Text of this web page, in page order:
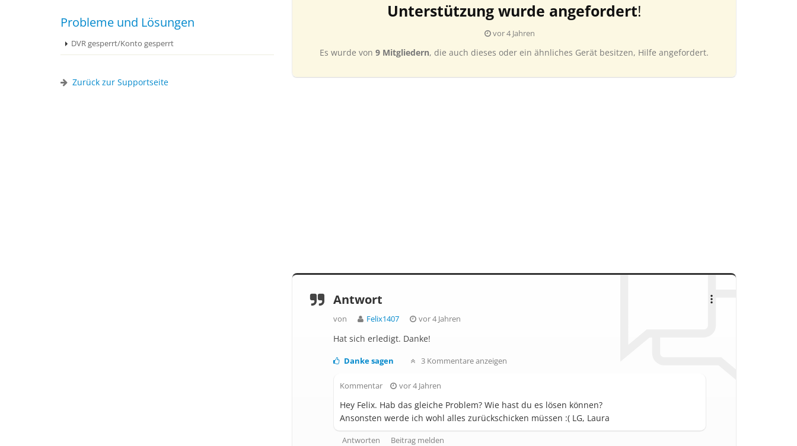
Probleme und Lösungen
DVR gesperrt/Konto gesperrt
Zurück zur Supportseite
Unterstützung wurde angefordert!
vor 4 Jahren
Es wurde von 9 Mitgliedern, die auch dieses oder ein ähnliches Gerät besitzen, Hilfe angefordert.
Antwort
von Felix1407 vor 4 Jahren
Hat sich erledigt. Danke!
Danke sagen 3 Kommentare anzeigen
Kommentar vor 4 Jahren
Hey Felix. Hab das gleiche Problem? Wie hast du es lösen können?
Ansonsten werde ich wohl alles zurückschicken müssen :( LG, Laura
Antworten Beitrag melden